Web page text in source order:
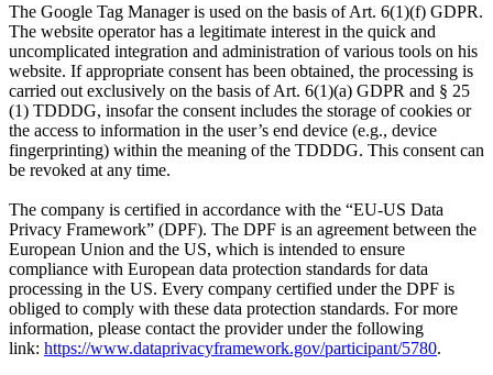
The Google Tag Manager is used on the basis of Art. 6(1)(f) GDPR.
The website operator has a legitimate interest in the quick and
uncomplicated integration and administration of various tools on his
website. If appropriate consent has been obtained, the processing is
carried out exclusively on the basis of Art. 6(1)(a) GDPR and § 25
(1) TDDDG, insofar the consent includes the storage of cookies or
the access to information in the user’s end device (e.g., device
fingerprinting) within the meaning of the TDDDG. This consent can
be revoked at any time.
The company is certified in accordance with the “EU-US Data
Privacy Framework” (DPF). The DPF is an agreement between the
European Union and the US, which is intended to ensure
compliance with European data protection standards for data
processing in the US. Every company certified under the DPF is
obliged to comply with these data protection standards. For more
information, please contact the provider under the following
link: https://www.dataprivacyframework.gov/participant/5780.